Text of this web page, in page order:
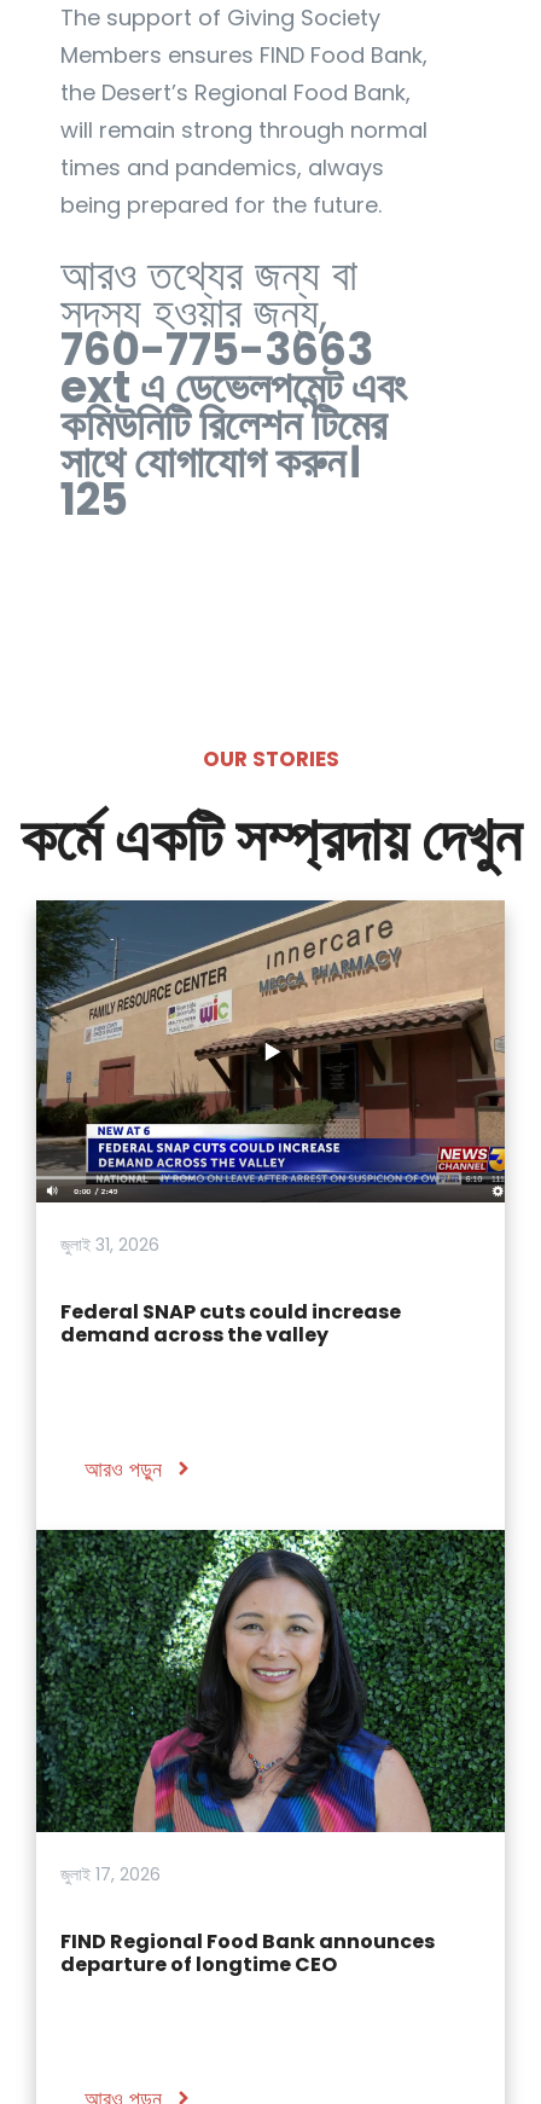
The support of Giving Society
Members ensures FIND Food Bank,
the Desert’s Regional Food Bank,
will remain strong through normal
times and pandemics, always
being prepared for the future.
আরও তথ্যের জন্য বা
সদস্য হওয়ার জন্য,
760-775-3663
ext এ ডেভেলপমেন্ট এবং
কমিউনিটি রিলেশন টিমের
সাথে যোগাযোগ করুন।
125
OUR STORIES
কর্মে একটি সম্প্রদায় দেখুন
জুলাই 31, 2026
Federal SNAP cuts could increase
demand across the valley
আরও পড়ুন
জুলাই 17, 2026
FIND Regional Food Bank announces
departure of longtime CEO